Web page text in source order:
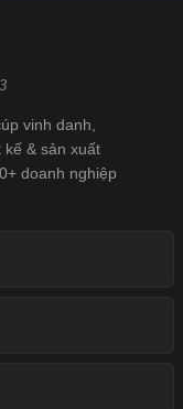
vinh danh,
& sản xuất
doanh nghiệp